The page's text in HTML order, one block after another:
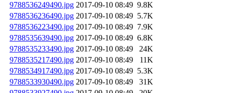
9788536249490.jpg 2017-09-10 08:49 9.8K
9788536236490.jpg 2017-09-10 08:49 5.7K
9788536223490.jpg 2017-09-10 08:49 7.9K
9788535639490.jpg 2017-09-10 08:49 6.8K
9788535233490.jpg 2017-09-10 08:49
24K
9788535217490.jpg 2017-09-10 08:49
11K
9788534917490.jpg 2017-09-10 08:49 5.3K
9788533930490.jpg 2017-09-10 08:49
31K